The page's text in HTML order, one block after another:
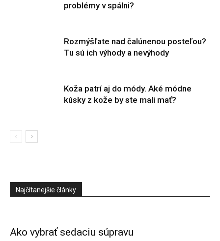
problémy v spálni?
Rozmýšľate nad čalúnenou posteľou?
Tu sú ich výhody a nevýhody
Koža patrí aj do módy. Aké módne
kúsky z kože by ste mali mať?
Najčítanejšie články
Ako vybrať sedaciu súpravu